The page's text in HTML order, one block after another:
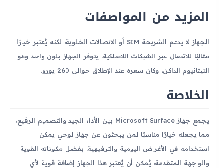
المزيد من المواصفات
الجهاز لا يدعم الشريحة SIM أو الاتصالات الخلوية، لكنه يُعتبر خيارًا
مثاليًا للاتصال عبر الشبكات اللاسلكية. يتوفر الجهاز بلون واحد وهو
التيتانيوم الداكن، وكان سعره عند الإطلاق حوالي 260 يورو.
الخلاصة
يجمع جهاز Microsoft Surface بين الأداء الجيد والتصميم الرفيع،
مما يجعله خيارًا مناسبًا لمن يبحثون عن جهاز لوحي يمكن
استخدامه في الأغراض اليومية والترفيهية. بفضل مكوناته القوية
والواجهة المتقدمة، يُمكن أن يُعتبر هذا الجهاز إضافة قوية لأي